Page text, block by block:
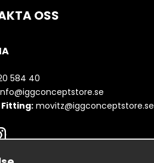
OSS
584 40
movitz@iggconceptstore.se